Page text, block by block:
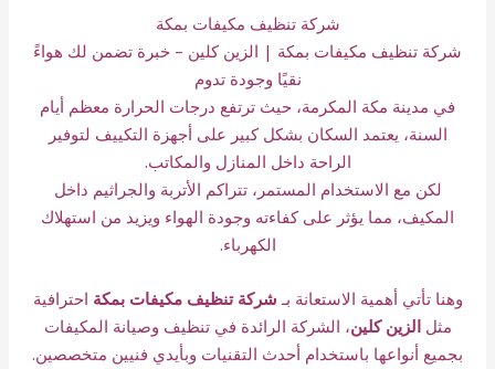
شركة تنظيف مكيفات بمكة
شركة تنظيف مكيفات بمكة | الزين كلين – خبرة تضمن لك هواءً
نقيًا وجودة تدوم
في مدينة مكة المكرمة، حيث ترتفع درجات الحرارة معظم أيام
السنة، يعتمد السكان بشكل كبير على أجهزة التكييف لتوفير
الراحة داخل المنازل والمكاتب.
لكن مع الاستخدام المستمر، تتراكم الأتربة والجراثيم داخل
المكيف، مما يؤثر على كفاءته وجودة الهواء ويزيد من استهلاك
الكهرباء.
وهنا تأتي أهمية الاستعانة بـ شركة تنظيف مكيفات بمكة احترافية
مثلالزين كلين، الشركة الرائدة في تنظيف وصيانة المكيفات
بجميع أنواعها باستخدام أحدث التقنيات وبأيدي فنيين متخصصين.